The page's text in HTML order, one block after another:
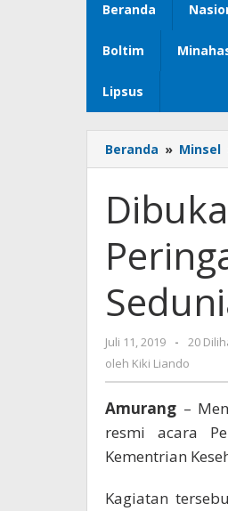
Beranda
Boltim
Lipsus
Beranda » Minsel
Juli 11, 2019
oleh
Kiki
-
20
oleh Kiki Liando
Amurang –
resmi acara
Kementrian
Kagiatan